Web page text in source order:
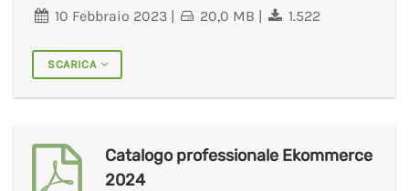
10 Febbraio 2023| 20,0 MB | 1.522
SCARICA
Catalogo professionale Ekommerce
2024